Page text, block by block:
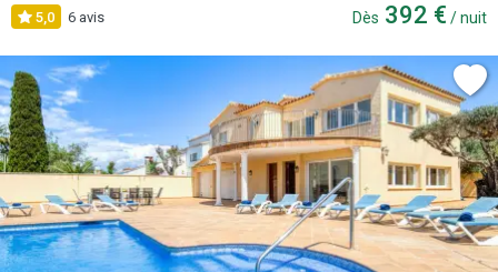
5,0 6 avis Dès 392 € / nuit